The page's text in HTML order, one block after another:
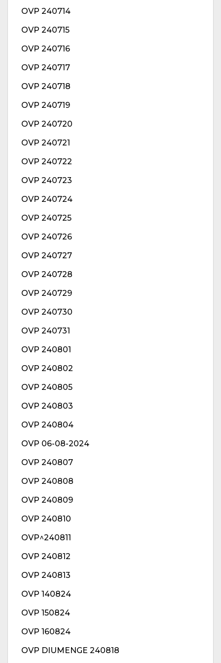
OVP 240714
OVP 240715
OVP 240716
OVP 240717
OVP 240718
OVP 240719
OVP 240720
OVP 240721
OVP 240722
OVP 240723
OVP 240724
OVP 240725
OVP 240726
OVP 240727
OVP 240728
OVP 240729
OVP 240730
OVP 240731
OVP 240801
OVP 240802
OVP 240805
OVP 240803
OVP 240804
OVP 06-08-2024
OVP 240807
OVP 240808
OVP 240809
OVP 240810
OVP^240811
OVP 240812
OVP 240813
OVP 140824
OVP 150824
OVP 160824
OVP DIUMENGE 240818